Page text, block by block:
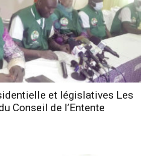
et législatives Les
Conseil de l’Entente